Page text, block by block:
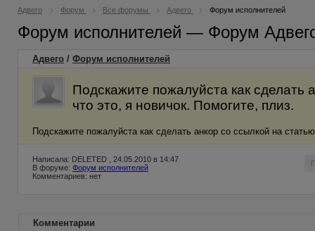
Адвего Форум Все форумы Адвего Форум исполнителей
Форум исполнителей — Форум
Адвего / Форум исполнителей
Подскажите пожалуйста как сделать
что это, я новичок. Помогите, плиз.
Подскажите пожалуйста как сделать анкор со ссылкой на
Написала: DELETED , 24.05.2010 в 14:47
В форуме: Форум исполнителей
Комментариев: нет
Комментарии